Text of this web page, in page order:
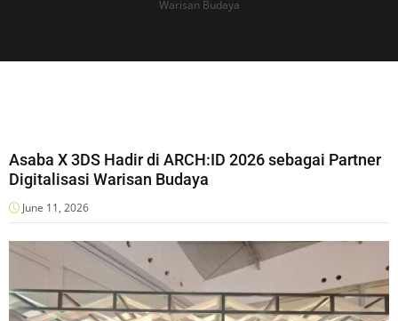
Warisan Budaya
Asaba X 3DS Hadir di ARCH:ID 2026 sebagai Partner
Digitalisasi Warisan Budaya
June 11, 2026